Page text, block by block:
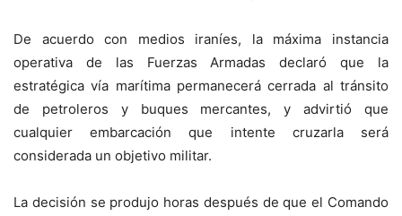
De acuerdo con medios iraníes, la máxima instancia
operativa de las Fuerzas Armadas declaró que la
estratégica vía marítima permanecerá cerrada al tránsito
de petroleros y buques mercantes, y advirtió que
cualquier embarcación que intente cruzarla será
considerada un objetivo militar.
La decisión se produjo horas después de que el Comando